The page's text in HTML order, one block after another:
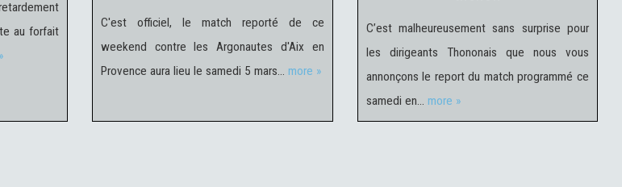
au forfait
C'est officiel, le match reporté de ce
weekend contre les Argonautes d'Aix en
Provence aura lieu le samedi 5 mars… more »
C’est malheureusement sans surprise pour
les dirigeants Thononais que nous vous
annonçons le report du match programmé ce
samedi en… more »